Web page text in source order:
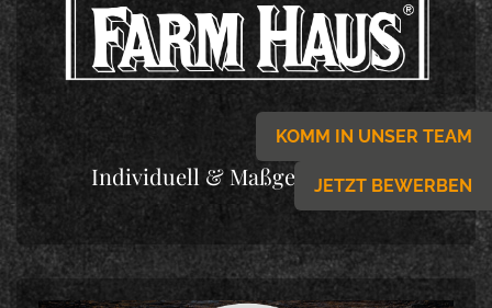
Individuell & Maßgeschneidert
KOMM IN UNSER TEAM
JETZT BEWERBEN